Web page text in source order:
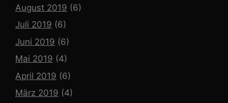
August 2019 (6)
Juli 2019 (6)
Juni 2019 (6)
Mai 2019 (4)
April 2019 (6)
März 2019 (4)